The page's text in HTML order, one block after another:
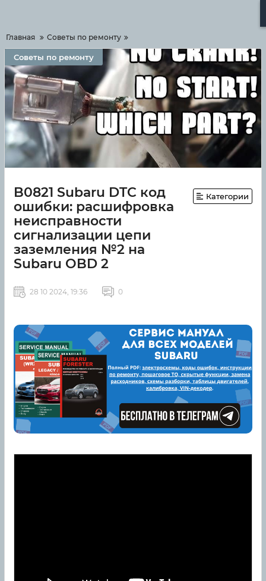
Главная Советы по ремонту
Советы по ремонту
B0821 Subaru DTC код
ошибки: расшифровка
неисправности
сигнализации цепи
заземления №2 на
Subaru OBD 2
Категории
28 10 2024, 19:36 0